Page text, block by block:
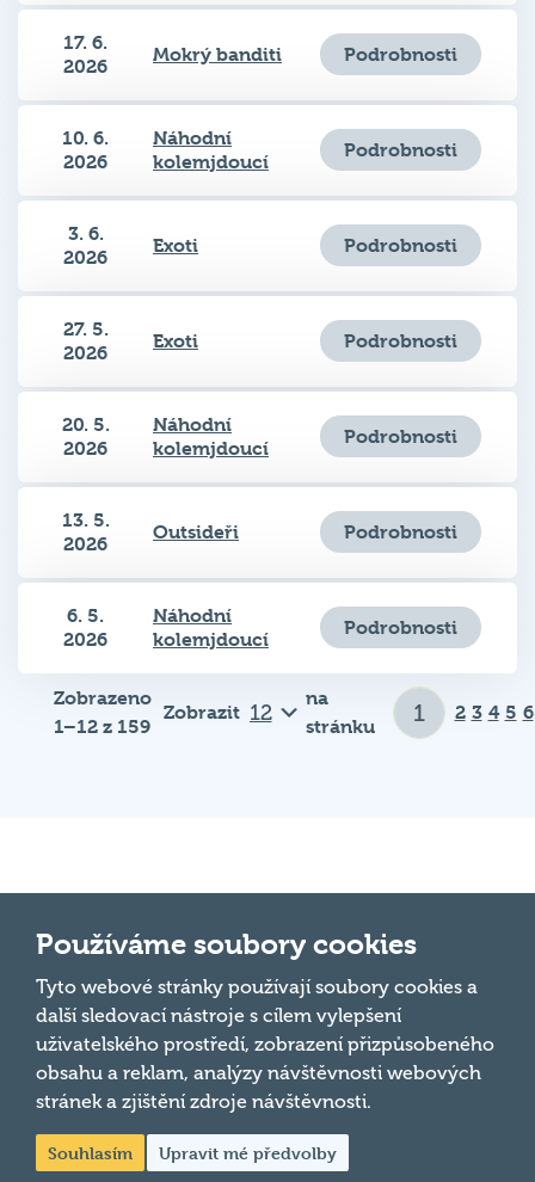
17. 6.
2026
Mokrý banditi Podrobnosti
10. 6.
2026
Náhodní
kolemjdoucí
Podrobnosti
3. 6.
2026
Exoti Podrobnosti
27. 5.
2026
Exoti Podrobnosti
20. 5.
2026
Náhodní
kolemjdoucí
Podrobnosti
13. 5.
2026
Outsideři Podrobnosti
6. 5.
2026
Náhodní
kolemjdoucí
Podrobnosti
Zobrazeno
1–12 z 159
Zobrazit
na
stránku
2 3 4 5 6
Hospodský
kvíz
je týmová
vědomostní
probíhající v
Důležité odkazy
Pravidla kvízu
Chci hrát
Chci kvíz ve svém podniku
Chci moderovat
Používáme soubory cookies
Tyto webové stránky používají soubory cookies a
další sledovací nástroje s cílem vylepšení
uživatelského prostředí, zobrazení přizpůsobeného
obsahu a reklam, analýzy návštěvnosti webových
stránek a zjištění zdroje návštěvnosti.
Souhlasím Upravit mé předvolby